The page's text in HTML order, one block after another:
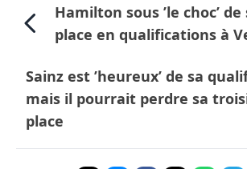
Hamilton sous ’le choc’
place en qualifications à
Sainz est ’heureux’ de sa
mais il pourrait perdre sa
place